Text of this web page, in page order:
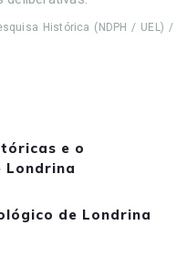
Histórica (NDPH / UEL) /
e o
Londrina
de Londrina